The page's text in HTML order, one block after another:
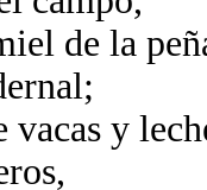
de la
y